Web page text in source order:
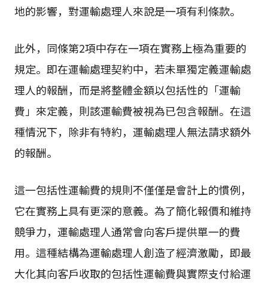
地的影響，對運輸處理人來說是一項有利條款。
此外，同條第2項中存在一項在實務上極為重要的
規定。即在運輸處理契約中，若未單獨定義運輸處
理人的報酬，而是將整體金額以包括性的「運輸
費」來定義，則該運輸費被視為已包含報酬。在這
種情況下，除非有特約，運輸處理人無法請求額外
的報酬。
這一包括性運輸費的規則不僅僅是會計上的慣例，
它在實務上具有更深的意義。為了簡化報價和維持
競爭力，運輸處理人通常會向客戶提供單一的費
用。這種結構為運輸處理人創造了經濟激勵，即最
大化其向客戶收取的包括性運輸費與實際支付給運